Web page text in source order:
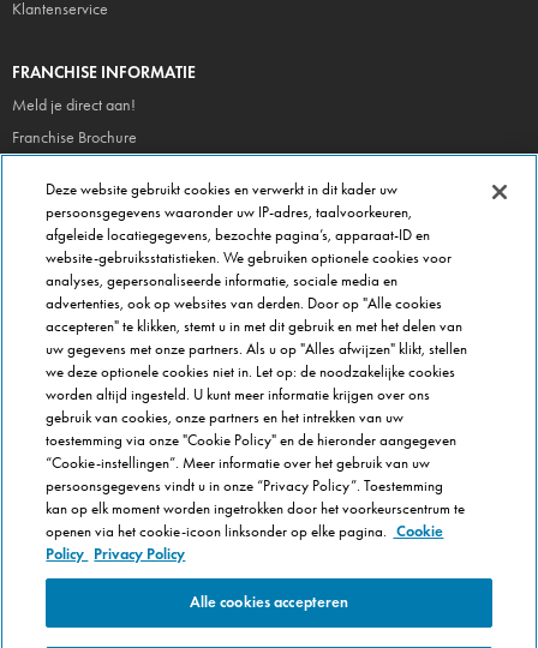
Klantenservice
FRANCHISE INFORMATIE
Meld je direct aan!
Franchise Brochure
OVER DOMINOS
Newsroom
Werken bij Domino's
Care Team (voor medewerkers)
Scam waarschuwing
Privacybeleid
Voorwaarden & Condities
Cookie Policy
Cookie-instellingen
Deze website gebruikt cookies en verwerkt in dit kader uw
persoonsgegevens waaronder uw IP-adres, taalvoorkeuren,
afgeleide locatiegegevens, bezochte pagina’s, apparaat-ID en
website-gebruiksstatistieken. We gebruiken optionele cookies voor
analyses, gepersonaliseerde informatie, sociale media en
advertenties, ook op websites van derden. Door op "Alle cookies
accepteren" te klikken, stemt u in met dit gebruik en met het delen van
uw gegevens met onze partners. Als u op "Alles afwijzen" klikt, stellen
we deze optionele cookies niet in. Let op: de noodzakelijke cookies
worden altijd ingesteld. U kunt meer informatie krijgen over ons
gebruik van cookies, onze partners en het intrekken van uw
toestemming via onze "Cookie Policy" en de hieronder aangegeven
“Cookie-instellingen”. Meer informatie over het gebruik van uw
persoonsgegevens vindt u in onze “Privacy Policy”. Toestemming
kan op elk moment worden ingetrokken door het voorkeurscentrum te
openen via het cookie-icoon linksonder op elke pagina. Cookie
Policy Privacy Policy
Alle cookies accepteren